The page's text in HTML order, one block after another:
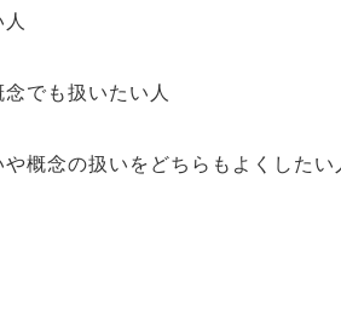
でも扱いたい人
概念の扱いをどちらもよくした